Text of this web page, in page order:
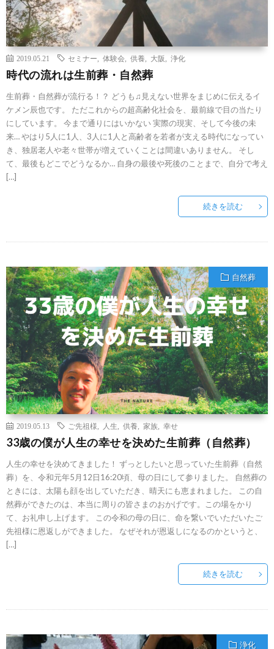
2019.05.21 セミナー 体験会 供養 大阪 浄化
時代の流れは生前葬・自然葬
生前葬・自然葬が流行る！？ どうも♫見えない世界をまじめに伝えるイ
ケメン辰也です。 ただこれからの超高齢化社会を、最前線で目の当たり
にしています。 今まで通りにはいかない 実際の現実、そして今後の未
来… やはり5人に1人、3人に1人と高齢者を若者が支える時代になってい
き、独居老人や老々世帯が増えていくことは間違いありません。 そし
て、最後もどこでどうなるか… 自身の最後や死後のことまで、自分で考え
[…]
続きを読む
自然葬
2019.05.13 ご先祖様 人生 供養 家族 幸せ
33歳の僕が人生の幸せを決めた生前葬（自然葬）
人生の幸せを決めてきました！ ずっとしたいと思っていた生前葬（自然
葬）を、令和元年5月12日16:20頃、母の日にして参りました。 自然葬の
ときには、太陽も顔を出していただき、晴天にも恵まれました。 この自
然葬ができたのは、本当に周りの皆さまのおかげです。この場をかり
て、お礼申し上げます。 この令和の母の日に、命を繋いでいただいたご
先祖様に恩返しができました。 なぜそれが恩返しになるのかというと、
[…]
続きを読む
浄化